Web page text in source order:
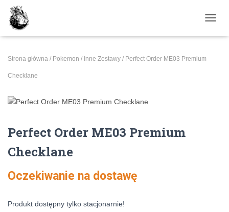
Strona główna / Pokemon / Inne Zestawy / Perfect Order ME03 Premium
Checklane
Perfect Order ME03 Premium
Checklane
Oczekiwanie na dostawę
Produkt dostępny tylko stacjonarnie!